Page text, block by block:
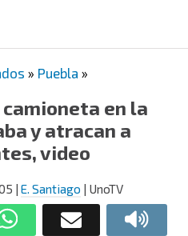
» Puebla »
en la
y atracan a
video
| E. Santiago | UnoTV